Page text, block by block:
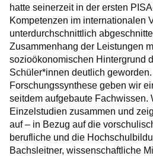
hatte seinerzeit in der ersten
Kompetenzen im internationalen
unterdurchschnittlich
Zusammenhang der Leistungen
sozioökonomischen Hintergrund
Schüler*innen deutlich
Forschungssynthese geben wir
seitdem aufgebaute Fachwissen.
Einzelstudien zusammen und
auf – in Bezug auf die
berufliche und die
Bachsleitner, wissenschaftliche